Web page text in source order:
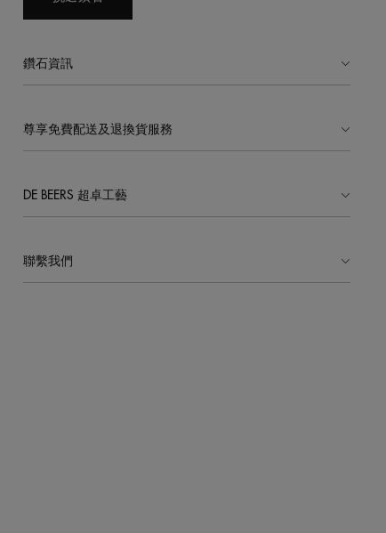
鑽石資訊
尊享免費配送及退換貨服務
DE BEERS 超卓工藝
聯繫我們